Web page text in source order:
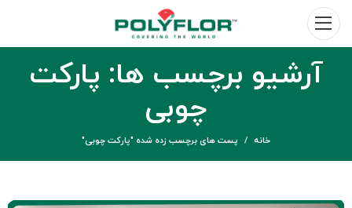
آرشیو برچسب ها: پارکت
چوبی
خانه پست های برچسب زده شده "پارکت چوبی"